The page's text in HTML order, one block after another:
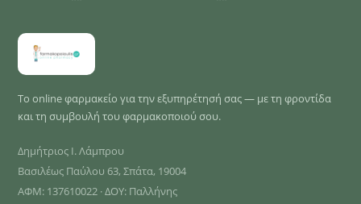
Το online φαρμακείο για την εξυπηρέτησή σας — με τη φροντίδα
και τη συμβουλή του φαρμακοποιού σου.
Δημήτριος Ι. Λάμπρου
Βασιλέως Παύλου 63, Σπάτα, 19004
ΑΦΜ: 137610022 · ΔΟΥ: Παλλήνης